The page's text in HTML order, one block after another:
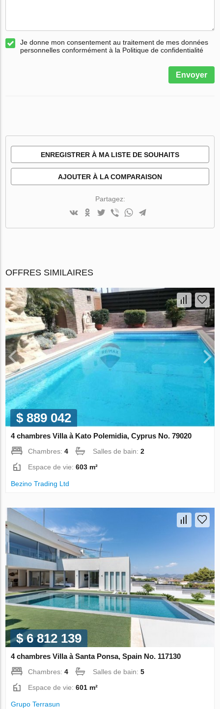
Je donne mon consentement au traitement de mes données
personnelles conformément à la Politique de confidentialité
Envoyer
ENREGISTRER À MA LISTE DE SOUHAITS
AJOUTER À LA COMPARAISON
Partagez:
OFFRES SIMILAIRES
$ 889 042
4 chambres Villa à Kato Polemidia, Cyprus No. 79020
Chambres:4 Salles de bain:2
Espace de vie:603 m²
Bezino Trading Ltd
$ 6 812 139
4 chambres Villa à Santa Ponsa, Spain No. 117130
Chambres:4 Salles de bain:5
Espace de vie:601 m²
Grupo Terrasun